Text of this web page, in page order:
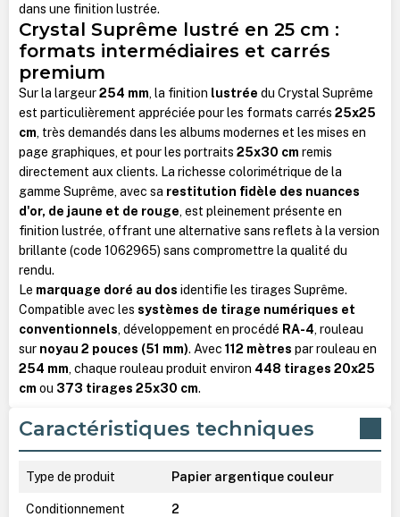
dans une finition lustrée.
Crystal Suprême lustré en 25 cm :
formats intermédiaires et carrés
premium
Sur la largeur254 mm, la finition lustrée du Crystal Suprême
est particulièrement appréciée pour les formats carrés 25x25
cm, très demandés dans les albums modernes et les mises en
page graphiques, et pour les portraits 25x30 cm remis
directement aux clients. La richesse colorimétrique de la
gamme Suprême, avec sa restitution fidèle des nuances
d'or, de jaune et de rouge, est pleinement présente en
finition lustrée, offrant une alternative sans reflets à la version
brillante (code 1062965) sans compromettre la qualité du
rendu.
Le marquage doré au dos identifie les tirages Suprême.
Compatible avec les systèmes de tirage numériques et
conventionnels, développement en procédé RA-4, rouleau
sur noyau 2 pouces (51 mm). Avec 112 mètres par rouleau en
254 mm, chaque rouleau produit environ 448 tirages 20x25
cm ou 373 tirages 25x30 cm.
Caractéristiques techniques
Type de produit Papier argentique couleur
Conditionnement 2